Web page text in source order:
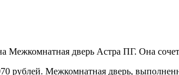
дверь Астра ПГ. Она
рублей. Межкомнатная дверь,